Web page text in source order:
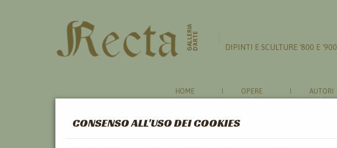
CONSENSO ALL'USO DEI COOKIES
GALLERIAD'ARTE DIPINTI E SCULTURE '800 E '900
HOME OPERE AUTORI